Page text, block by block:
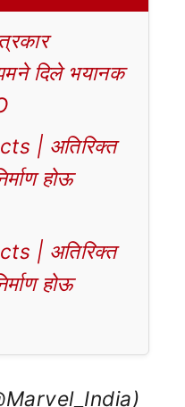
दिले भयानक
| अतिरिक्त
होऊ
| अतिरिक्त
होऊ